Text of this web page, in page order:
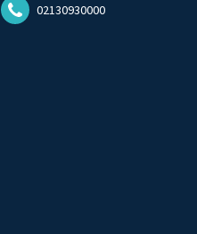
02130930000